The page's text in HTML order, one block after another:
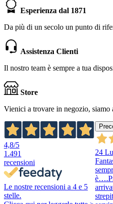
Esperienza dal 1871
Da più di un secolo un punto di
Assistenza Clienti
Il nostro team è sempre a tua
Store
Vienici a trovare in negozio, siamo
4,8/5
1.491
recensioni
Le nostre recensioni a 4 e 5
stelle.
24